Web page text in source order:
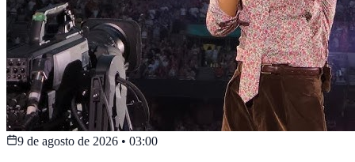
9 de agosto de 2026 • 03:00